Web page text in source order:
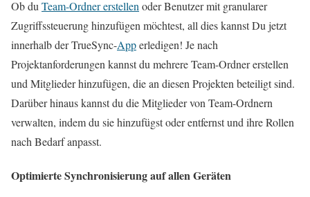
Ob du Team-Ordner erstellen oder Benutzer mit granularer
Zugriffssteuerung hinzufügen möchtest, all dies kannst Du jetzt
innerhalb der TrueSync-Apperledigen! Je nach
Projektanforderungen kannst du mehrere Team-Ordner erstellen
und Mitglieder hinzufügen, die an diesen Projekten beteiligt sind.
Darüber hinaus kannst du die Mitglieder von Team-Ordnern
verwalten, indem du sie hinzufügst oder entfernst und ihre Rollen
nach Bedarf anpasst.
Optimierte Synchronisierung auf allen Geräten